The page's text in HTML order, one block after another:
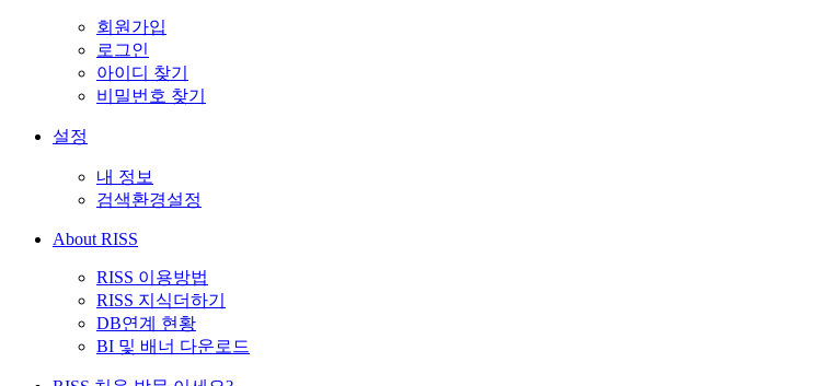
회원가입
로그인
아이디 찾기
비밀번호 찾기
설정
내 정보
검색환경설정
About RISS
RISS 이용방법
RISS 지식더하기
DB연계 현황
BI 및 배너 다운로드